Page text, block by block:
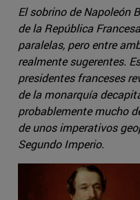
El sobrino de Napoleón
de la República
paralelas, pero entre
realmente sugerentes.
presidentes franceses
de la monarquía
probablemente mucho
de unos imperativos
Segundo Imperio.